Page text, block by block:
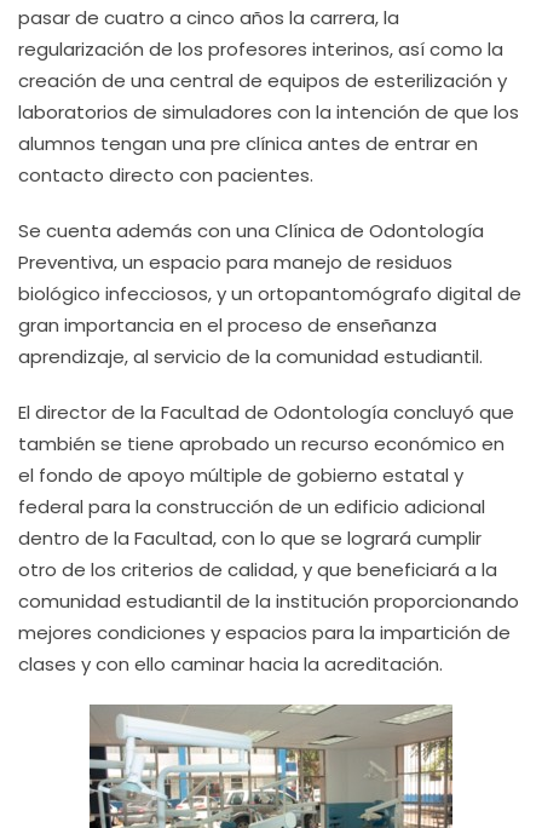
pasar de cuatro a cinco años la carrera, la
regularización de los profesores interinos, así como la
creación de una central de equipos de esterilización y
laboratorios de simuladores con la intención de que los
alumnos tengan una pre clínica antes de entrar en
contacto directo con pacientes.
Se cuenta además con una Clínica de Odontología
Preventiva, un espacio para manejo de residuos
biológico infecciosos, y un ortopantomógrafo digital de
gran importancia en el proceso de enseñanza
aprendizaje, al servicio de la comunidad estudiantil.
El director de la Facultad de Odontología concluyó que
también se tiene aprobado un recurso económico en
el fondo de apoyo múltiple de gobierno estatal y
federal para la construcción de un edificio adicional
dentro de la Facultad, con lo que se logrará cumplir
otro de los criterios de calidad, y que beneficiará a la
comunidad estudiantil de la institución proporcionando
mejores condiciones y espacios para la impartición de
clases y con ello caminar hacia la acreditación.